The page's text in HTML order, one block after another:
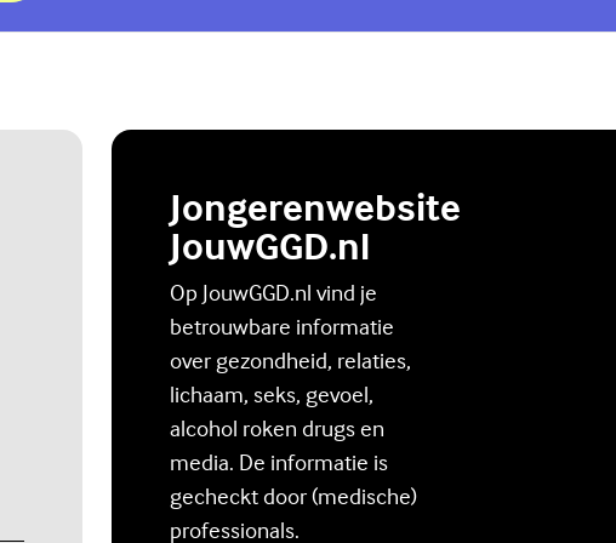
Jongerenwebsite
JouwGGD.nl
Op JouwGGD.nl vind je
betrouwbare informatie
over gezondheid, relaties,
lichaam, seks, gevoel,
alcohol roken drugs en
media. De informatie is
gecheckt door (medische)
professionals.